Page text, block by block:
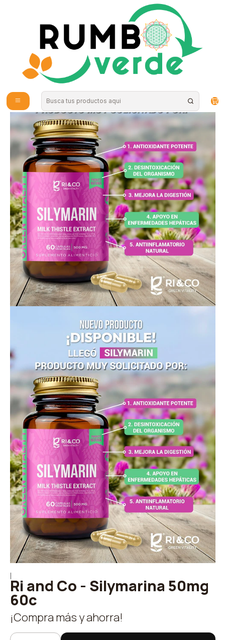
Envío gratis por compras sobre los 59.990 en la provincia de Santiago
Ri and Co - Silymarina 50mg 60c
Ri and Co - Silymarina 50mg
60c
¡Compra más y ahorra!